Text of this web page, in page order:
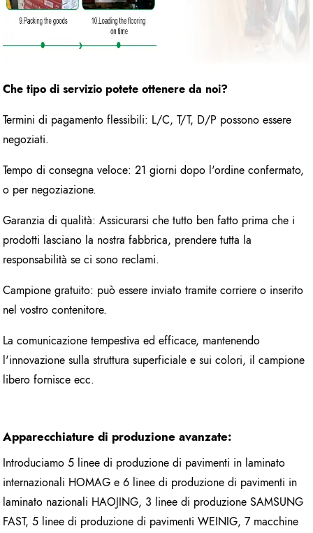
Che tipo di servizio potete ottenere da noi?
Termini di pagamento flessibili: L/C, T/T, D/P possono essere
negoziati.
Tempo di consegna veloce: 21 giorni dopo l'ordine confermato,
o per negoziazione.
Garanzia di qualità: Assicurarsi che tutto ben fatto prima che i
prodotti lasciano la nostra fabbrica, prendere tutta la
responsabilità se ci sono reclami.
Campione gratuito: può essere inviato tramite corriere o inserito
nel vostro contenitore.
La comunicazione tempestiva ed efficace, mantenendo
l'innovazione sulla struttura superficiale e sui colori, il campione
libero fornisce ecc.
Apparecchiature di produzione avanzate:
Introduciamo 5 linee di produzione di pavimenti in laminato
internazionali HOMAG e 6 linee di produzione di pavimenti in
laminato nazionali HAOJING, 3 linee di produzione SAMSUNG
FAST, 5 linee di produzione di pavimenti WEINIG, 7 macchine